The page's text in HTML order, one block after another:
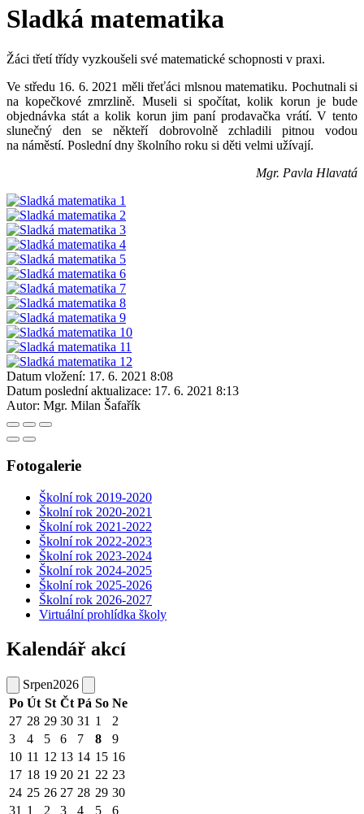
Sladká matematika
Žáci třetí třídy vyzkoušeli své matematické schopnosti v praxi.
Ve středu 16. 6. 2021 měli třeťáci mlsnou matematiku. Pochutnali si
na kopečkové zmrzlině. Museli si spočítat, kolik korun je bude
objednávka stát a kolik korun jim paní prodavačka vrátí. V tento
slunečný den se někteří dobrovolně zchladili pitnou vodou
na náměstí. Poslední dny školního roku si děti velmi užívají.
Mgr. Pavla Hlavatá
Datum vložení: 17. 6. 2021 8:08
Datum poslední aktualizace: 17. 6. 2021 8:13
Autor: Mgr. Milan Šafařík
Fotogalerie
Školní rok 2019-2020
Školní rok 2020-2021
Školní rok 2021-2022
Školní rok 2022-2023
Školní rok 2023-2024
Školní rok 2024-2025
Školní rok 2025-2026
Školní rok 2026-2027
Virtuální prohlídka školy
Kalendář akcí
Srpen2026
Po Út St Čt Pá So Ne
27 28 29 30 31 1
2
3
4 5 6 7 8
9
10 11 12 13 14 15 16
17 18 19 20 21 22 23
24 25 26 27 28 29 30
31 1 2 3 4 5 6